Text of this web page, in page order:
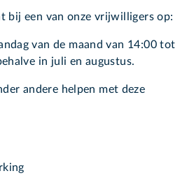
bij een van onze vrijwilligers op:
van de maand van 14:00 tot
in juli en augustus.
andere helpen met deze